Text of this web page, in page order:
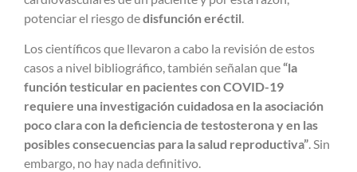
potenciar el riesgo dedisfunción eréctil.
Los científicos que llevaron a cabo la revisión de estos
casos a nivel bibliográfico, también señalan que“la
función testicular en pacientes con COVID-19
requiere una investigación cuidadosa en la asociación
poco clara con la deficiencia de testosterona y en las
posibles consecuencias para la salud reproductiva”. Sin
embargo, no hay nada definitivo.